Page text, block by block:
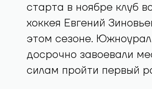
старта в ноябре клуб
хоккея Евгений
этом сезоне.
досрочно завоевали
силам пройти первый